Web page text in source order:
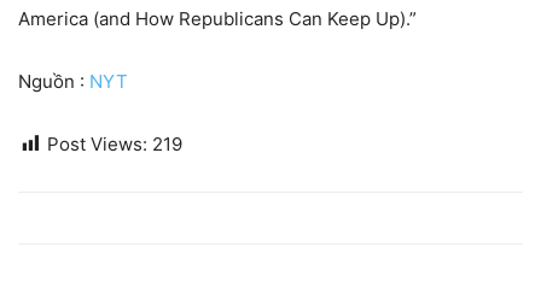
America (and How Republicans Can Keep Up).”
Nguồn : NYT
Post Views: 219